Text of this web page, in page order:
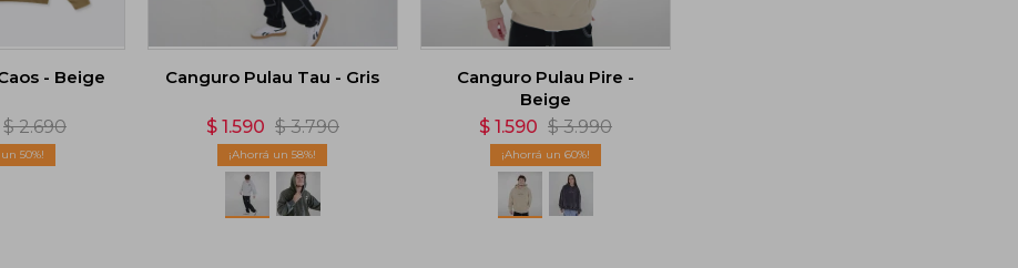
- Beige
$ 2.690
50
Canguro Pulau Tau - Gris
$ 1.590 $ 3.790
58
Canguro Pulau Pire -
Beige
$ 1.590 $ 3.990
60